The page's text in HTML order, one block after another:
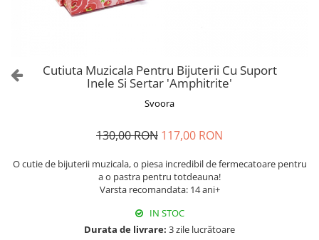
Cutiuta Muzicala Pentru Bijuterii Cu Suport
Inele Si Sertar 'Amphitrite'
Svoora
130,00 RON 117,00 RON
O cutie de bijuterii muzicala, o piesa incredibil de fermecatoare pentru
a o pastra pentru totdeauna!
Varsta recomandata: 14 ani+
IN STOC
Durata de livrare: 3 zile lucrătoare